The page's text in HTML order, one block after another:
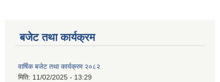
बजेट तथा कार्यक्रम
वार्षिक बजेट तथा कार्यक्रम २०८२
मिति: 11/02/2025 - 13:29